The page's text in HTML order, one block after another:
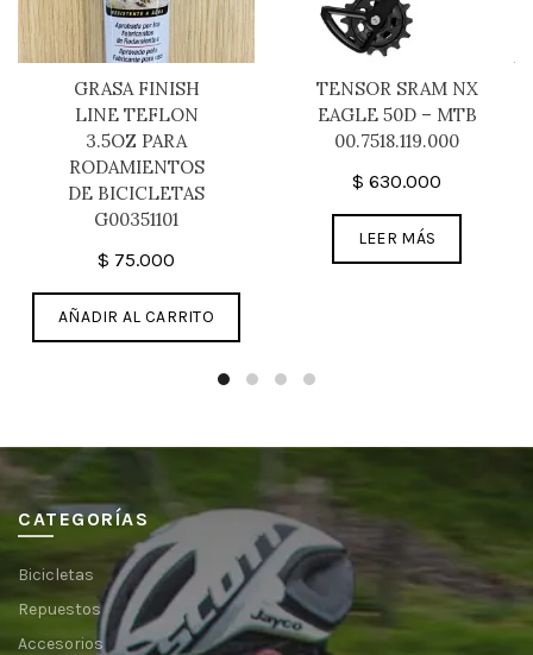
GRASA FINISH
LINE TEFLON
3.5OZ PARA
RODAMIENTOS
DE BICICLETAS
G00351101
$ 75.000
AÑADIR AL CARRITO
TENSOR SRAM NX
EAGLE 50D – MTB
00.7518.119.000
$ 630.000
LEER MÁS
CATEGORÍAS
Bicicletas
Repuestos
Accesorios